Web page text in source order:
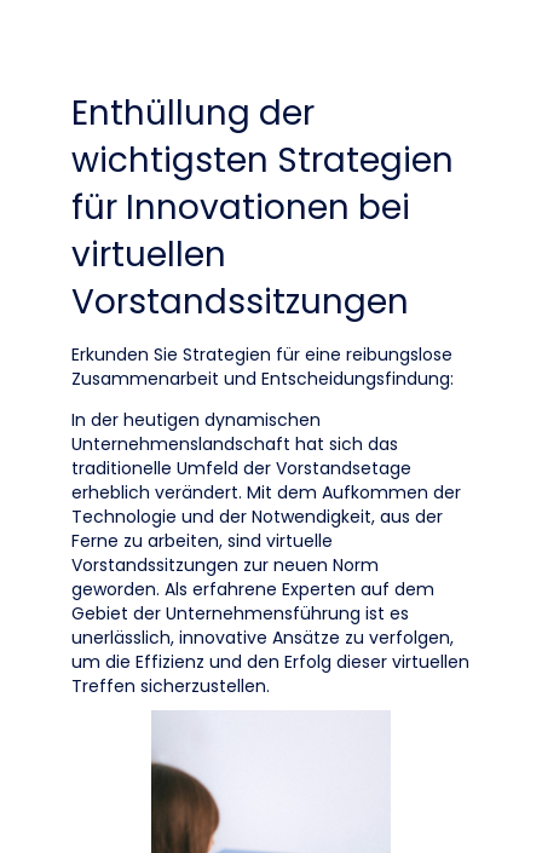
Enthüllung der
wichtigsten Strategien
für Innovationen bei
virtuellen
Vorstandssitzungen
Erkunden Sie Strategien für eine reibungslose
Zusammenarbeit und Entscheidungsfindung:
In der heutigen dynamischen
Unternehmenslandschaft hat sich das
traditionelle Umfeld der Vorstandsetage
erheblich verändert. Mit dem Aufkommen der
Technologie und der Notwendigkeit, aus der
Ferne zu arbeiten, sind virtuelle
Vorstandssitzungen zur neuen Norm
geworden. Als erfahrene Experten auf dem
Gebiet der Unternehmensführung ist es
unerlässlich, innovative Ansätze zu verfolgen,
um die Effizienz und den Erfolg dieser virtuellen
Treffen sicherzustellen.